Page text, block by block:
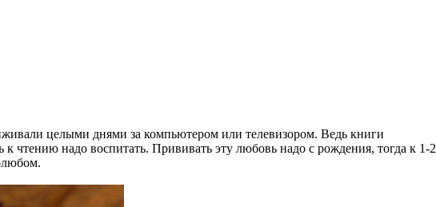
целыми днями за компьютером или телевизором. Ведь книги
чтению надо воспитать. Прививать эту любовь надо с рождения, тогда к 1-2